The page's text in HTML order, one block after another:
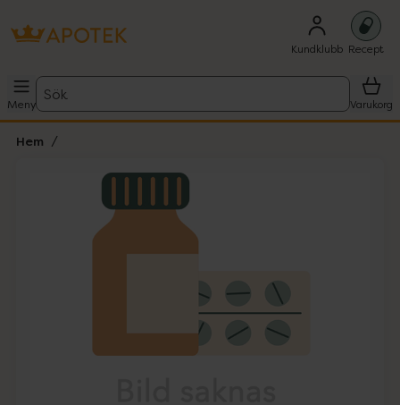
Kundklubb Recept
Meny
Sök
Varukorg
Hem
Lista: . Innehåller 1 objekt.